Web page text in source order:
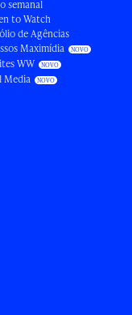
semanal
to Watch
de Agências
Maximídia
WW
Media